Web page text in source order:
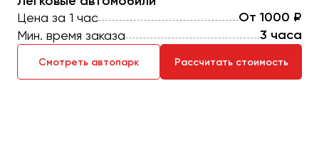
Цена за 1 час От 1000 ₽
Мин. время заказа 3 часа
Смотреть автопарк Рассчитать стоимость
Набережные Челны
Нижний Новгород
Нижний Тагил
Новокузнецк